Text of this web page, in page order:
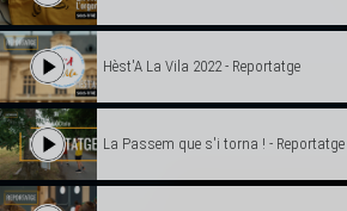
Hèst'A La Vila 2022 - Reportatge
La Passem que s'i torna ! - Reportatge